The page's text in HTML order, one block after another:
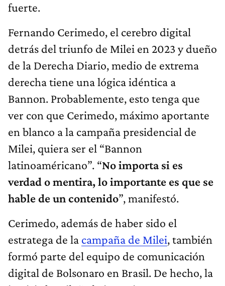
fuerte.
Fernando Cerimedo, el cerebro digital
detrás del triunfo de Milei en 2023 y dueño
de la Derecha Diario, medio de extrema
derecha tiene una lógica idéntica a
Bannon. Probablemente, esto tenga que
ver con que Cerimedo, máximo aportante
en blanco a la campaña presidencial de
Milei, quiera ser el “Bannon
latinoaméricano”. “No importa si es
verdad o mentira, lo importante es que se
hable de un contenido”, manifestó.
Cerimedo, además de haber sido el
estratega de la campaña de Milei, también
formó parte del equipo de comunicación
digital de Bolsonaro en Brasil. De hecho, la